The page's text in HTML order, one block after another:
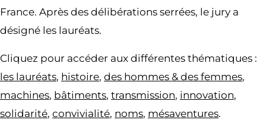
France. Après des délibérations serrées, le jury a
désigné les lauréats.
Cliquez pour accéder aux différentes thématiques :
les lauréats, histoire, des hommes & des femmes,
machines, bâtiments, transmission, innovation,
solidarité, convivialité, noms, mésaventures.